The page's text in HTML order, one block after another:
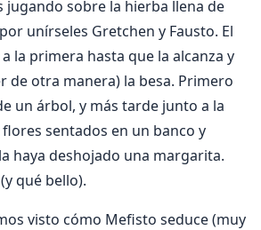
jugando sobre la hierba llena de
unírseles Gretchen y Fausto. El
la primera hasta que la alcanza y
de otra manera) la besa. Primero
un árbol, y más tarde junto a la
sentados en un banco y
haya deshojado una margarita.
qué bello).
visto cómo Mefisto seduce (muy